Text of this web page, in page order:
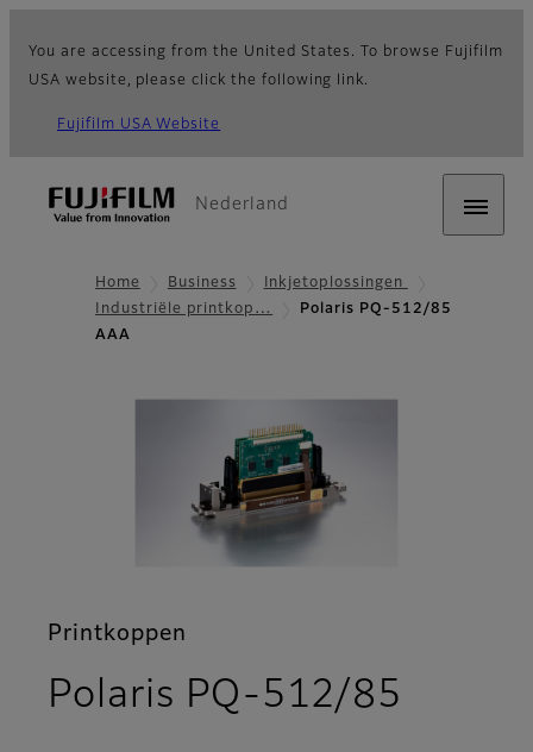
You are accessing from the United States. To browse Fujifilm
USA website, please click the following link.
Fujifilm USA Website
Nederland
Home Business
Inkjetoplossingen
Industriële printkop…
Polaris PQ-512/85
AAA
Printkoppen
Polaris PQ-512/85